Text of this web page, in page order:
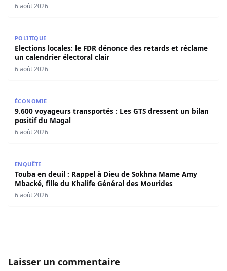
6 août 2026
POLITIQUE
Elections locales: le FDR dénonce des retards et réclame
un calendrier électoral clair
6 août 2026
ÉCONOMIE
9.600 voyageurs transportés : Les GTS dressent un bilan
positif du Magal
6 août 2026
ENQUÊTE
Touba en deuil : Rappel à Dieu de Sokhna Mame Amy
Mbacké, fille du Khalife Général des Mourides
6 août 2026
Laisser un commentaire